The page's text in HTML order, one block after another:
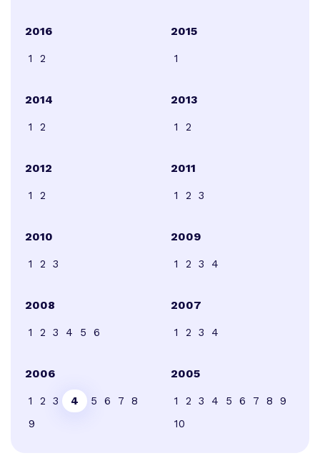
2016
1 2
2015
1
2014
1 2
2013
1 2
2012
1 2
2011
1 2 3
2010
1 2 3
2009
1 2 3 4
2008
1 2 3 4 5 6
2007
1 2 3 4
2006
1 2 3 4 5 6 7
8
9
2005
1 2 3 4 5 6 7 8
9
10